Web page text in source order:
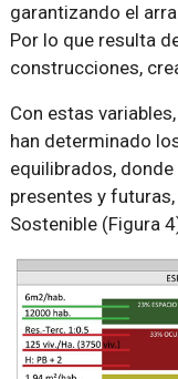
garantizando el
Por lo que resulta
construcciones,
Con estas
han determinado
equilibrados,
presentes y
Sostenible (Figura